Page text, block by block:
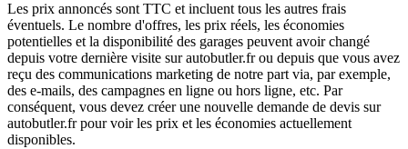
Les prix annoncés sont TTC et incluent tous les autres frais
éventuels. Le nombre d'offres, les prix réels, les économies
potentielles et la disponibilité des garages peuvent avoir changé
depuis votre dernière visite sur autobutler.fr ou depuis que vous avez
reçu des communications marketing de notre part via, par exemple,
des e-mails, des campagnes en ligne ou hors ligne, etc. Par
conséquent, vous devez créer une nouvelle demande de devis sur
autobutler.fr pour voir les prix et les économies actuellement
disponibles.